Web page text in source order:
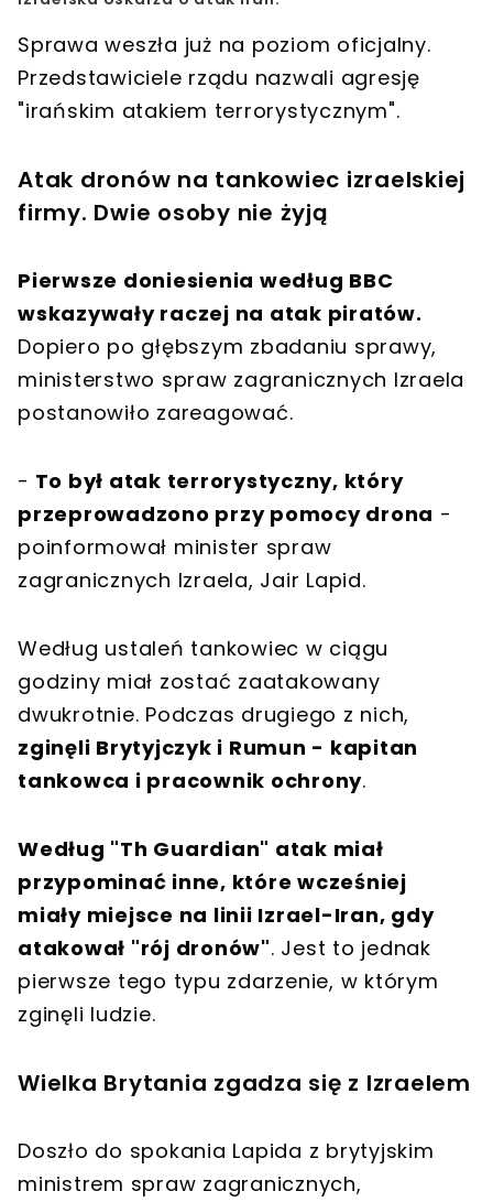
Sprawa weszła już na poziom oficjalny.
Przedstawiciele rządu nazwali agresję
"irańskim atakiem terrorystycznym".
Atak dronów na tankowiec izraelskiej
firmy. Dwie osoby nie żyją
Pierwsze doniesienia według BBC
wskazywały raczej na atak piratów.
Dopiero po głębszym zbadaniu sprawy,
ministerstwo spraw zagranicznych Izraela
postanowiło zareagować.
- To był atak terrorystyczny, który
przeprowadzono przy pomocy drona -
poinformował minister spraw
zagranicznych Izraela, Jair Lapid.
Według ustaleń tankowiec w ciągu
godziny miał zostać zaatakowany
dwukrotnie. Podczas drugiego z nich,
zginęli Brytyjczyk i Rumun - kapitan
tankowca i pracownik ochrony.
Według "Th Guardian" atak miał
przypominać inne, które wcześniej
miały miejsce na linii Izrael-Iran, gdy
atakował "rój dronów". Jest to jednak
pierwsze tego typu zdarzenie, w którym
zginęli ludzie.
Wielka Brytania zgadza się z Izraelem
Doszło do spokania Lapida z brytyjskim
ministrem spraw zagranicznych,